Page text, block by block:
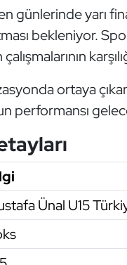
günlerinde yarı
bekleniyor.
ortaya
performansı
Ünal U15